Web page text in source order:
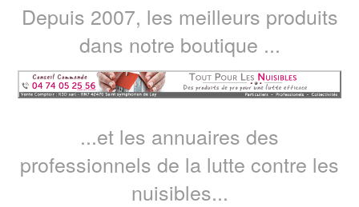
Depuis 2007, les meilleurs produits
dans notre boutique ...
...et les annuaires des
professionnels de la lutte contre les
nuisibles...